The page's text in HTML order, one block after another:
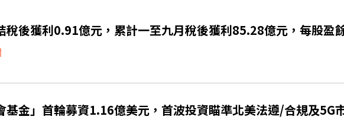
稅後獲利0.91億元，累計一至九月稅後獲利85.28億元，每股盈
基金」首輪募資1.16億美元，首波投資瞄準北美法遵/合規及5G